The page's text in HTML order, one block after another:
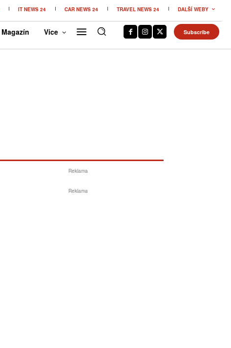
IT NEWS 24 CAR NEWS 24 TRAVEL NEWS 24 DALŠÍ WEBY
Magazín Více Subscribe
Reklama
Reklama